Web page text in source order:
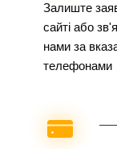
Залиште
сайті або
нами за
телефонами